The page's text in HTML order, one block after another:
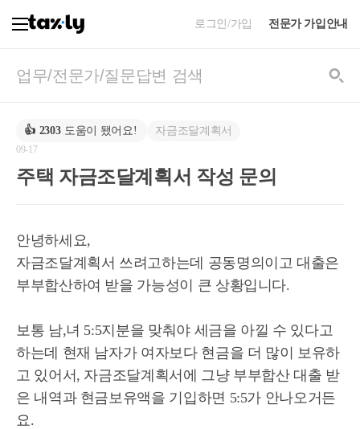
로그인/가입 전문가 가입안내
👍 2303 도움이 됐어요! 자금조달계획서
09-17
주택 자금조달계획서 작성 문의
안녕하세요,
자금조달계획서 쓰려고하는데 공동명의이고 대출은
부부합산하여 받을 가능성이 큰 상황입니다.
보통 남,녀 5:5지분을 맞춰야 세금을 아낄 수 있다고
하는데 현재 남자가 여자보다 현금을 더 많이 보유하
고 있어서, 자금조달계획서에 그냥 부부합산 대출 받
은 내역과 현금보유액을 기입하면 5:5가 안나오거든
요.